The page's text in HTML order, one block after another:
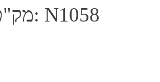
מק"ט יצרן: N1058